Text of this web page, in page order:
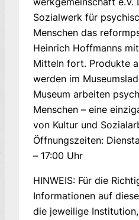
Sozialwerk für
Menschen das
Heinrich Hoffmanns
Mitteln fort. Produkte
werden im
Museum arbeiten
Menschen – eine
von Kultur und
Öffnungszeiten:
– 17:00 Uhr
HINWEIS: Für die
Informationen auf
die jeweilige